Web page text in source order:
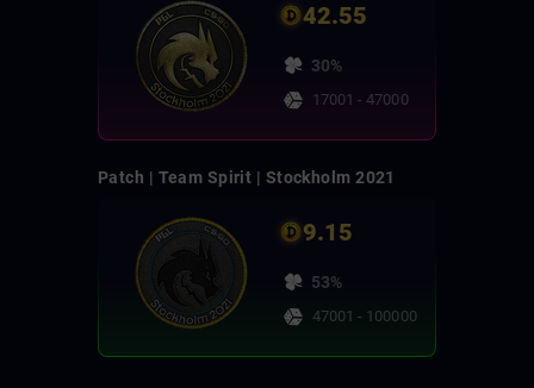
42.55
30%
17001 - 47000
Patch | Team Spirit | Stockholm 2021
9.15
53%
47001 - 100000